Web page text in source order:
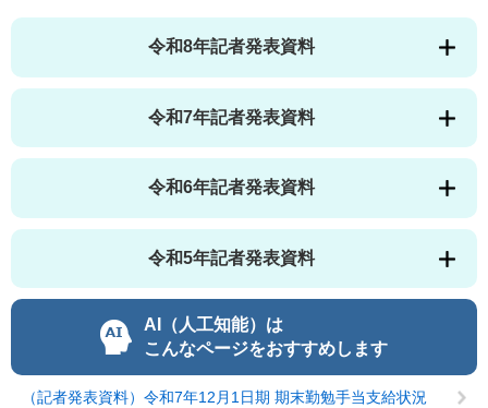
令和8年記者発表資料
令和7年記者発表資料
令和6年記者発表資料
令和5年記者発表資料
AI（人工知能）は
こんなページをおすすめします
（記者発表資料）令和7年12月1日期 期末勤勉手当支給状況